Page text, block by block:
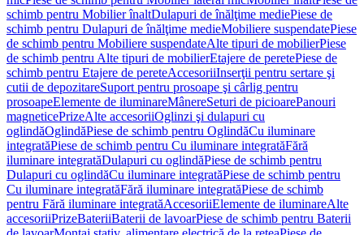
schimb pentru Mobilier înaltDulapuri de înălţime mediePiese de
schimb pentru Dulapuri de înălţime medieMobiliere suspendatePiese
de schimb pentru Mobiliere suspendateAlte tipuri de mobilierPiese
de schimb pentru Alte tipuri de mobilierEtajere de peretePiese de
schimb pentru Etajere de pereteAccesoriiInserţii pentru sertare şi
cutii de depozitareSuport pentru prosoape şi cârlig pentru
prosoapeElemente de iluminareMânereSeturi de picioarePanouri
magneticePrizeAlte accesoriiOglinzi şi dulapuri cu
oglindăOglindăPiese de schimb pentru OglindăCu iluminare
integratăPiese de schimb pentru Cu iluminare integratăFără
iluminare integratăDulapuri cu oglindăPiese de schimb pentru
Dulapuri cu oglindăCu iluminare integratăPiese de schimb pentru
Cu iluminare integratăFără iluminare integratăPiese de schimb
pentru Fără iluminare integratăAccesoriiElemente de iluminareAlte
accesoriiPrizeBateriiBaterii de lavoarPiese de schimb pentru Baterii